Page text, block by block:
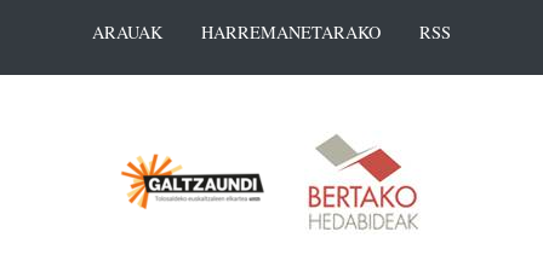
ARAUAK
HARREMANETARAKO RSS